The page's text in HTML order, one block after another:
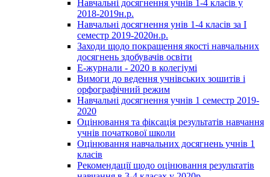
Навчальні досягнення учнів 1-4 класів у
2018-2019н.р.
Навчальні досягнення унів 1-4 класів за І
семестр 2019-2020н.р.
Заходи щодо покращення якості навчальних
досягнень здобувачів освіти
Е-журнали - 2020 в колегіумі
Вимоги до ведення учнівських зошитів і
орфографічний режим
Навчальні досягнення учнів 1 семестр 2019-
2020
Оцінювання та фіксація результатів навчання
учнів початкової школи
Оцінювання навчальних досягнень учнів 1
класів
Рекомендації щодо оцінювання результатів